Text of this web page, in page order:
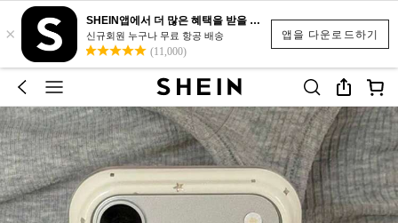
앱을 다운로드하기
×
SHEIN앱에서 더 많은 혜택을 받을 수 있어요.
신규회원 누구나 무료 항공 배송
(11,000)